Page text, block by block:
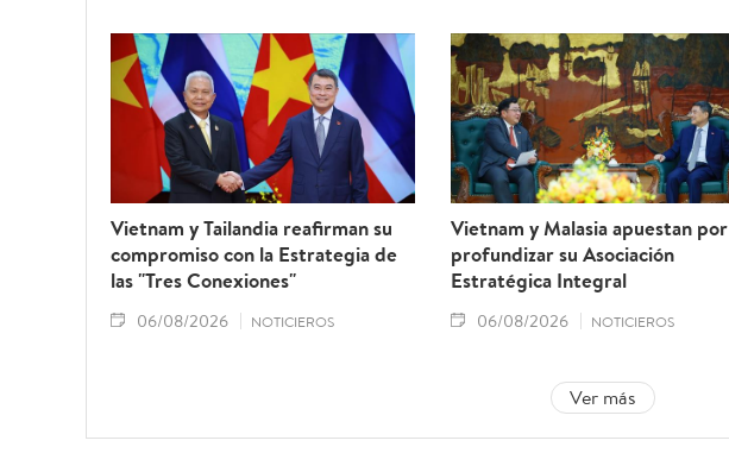
Vietnam y Tailandia reafirman su
compromiso con la Estrategia de
las "Tres Conexiones"
06/08/2026 NOTICIEROS
Vietnam y Malasia apuestan por
profundizar su Asociación
Estratégica Integral
06/08/2026 NOTICIEROS
Ver más